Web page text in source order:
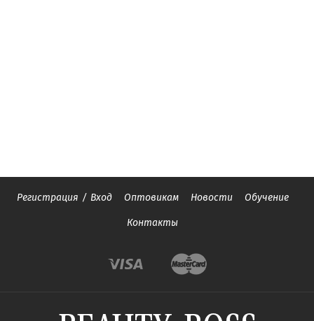
Регистрация / Вход Оптовикам Новости Обучение
Контакты